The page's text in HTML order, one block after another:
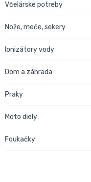
Včelárske potreby
Nože, meče, sekery
Ionizátory vody
Dom a záhrada
Praky
Moto diely
Foukačky